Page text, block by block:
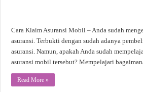
Cara Klaim Asuransi Mobil – Anda sudah
asuransi. Terbukti dengan sudah adanya
asuransi. Namun, apakah Anda sudah
asuransi mobil tersebut? Mempelajari
Read More »